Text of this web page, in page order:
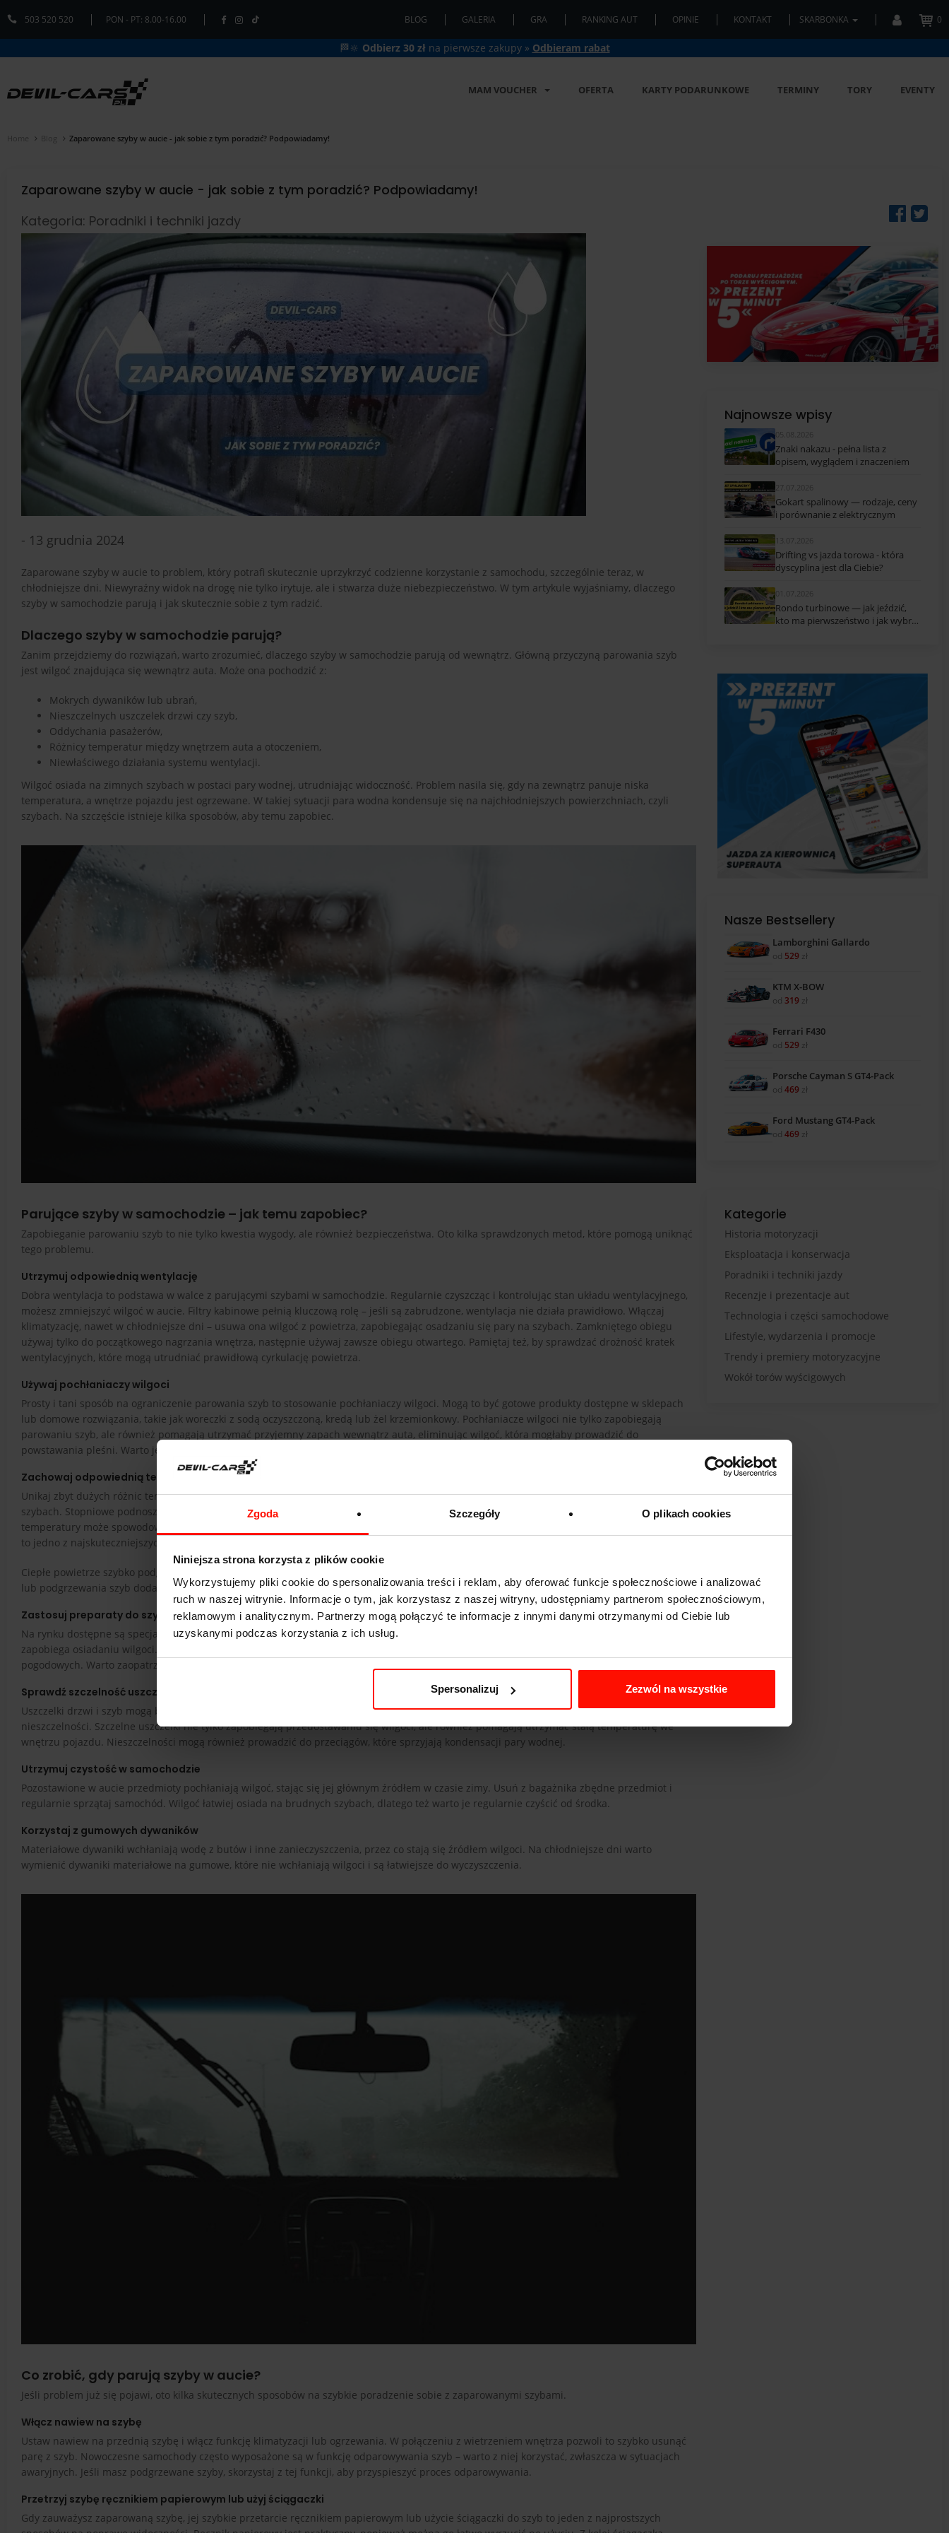
Zgoda Szczegóły O plikach cookies
Niniejsza strona korzysta z plików cookie
Wykorzystujemy pliki cookie do spersonalizowania treści i reklam, aby oferować funkcje społecznościowe i analizować
ruch w naszej witrynie. Informacje o tym, jak korzystasz z naszej witryny, udostępniamy partnerom społecznościowym,
reklamowym i analitycznym. Partnerzy mogą połączyć te informacje z innymi danymi otrzymanymi od Ciebie lub
uzyskanymi podczas korzystania z ich usług.
Spersonalizuj Zezwól na wszystkie
503 520 520 PON - PT: 8.00-16.00 BLOG GALERIA GRA RANKING AUT OPINIE KONTAKT SKARBONKA 0
🏁🔆 Odbierz 30 zł na pierwsze zakupy » Odbieram rabat
MAM VOUCHER OFERTA KARTY PODARUNKOWE TERMINY TORY EVENTY
Home Blog Zaparowane szyby w aucie - jak sobie z tym poradzić? Podpowiadamy!
Zaparowane szyby w aucie - jak sobie z tym poradzić? Podpowiadamy!
Kategoria: Poradniki i techniki jazdy
- 13 grudnia 2024
Zaparowane szyby w aucie to problem, który potrafi skutecznie uprzykrzyć codzienne korzystanie z samochodu, szczególnie teraz, w
chłodniejsze dni. Niewyraźny widok na drogę nie tylko irytuje, ale i stwarza duże niebezpieczeństwo. W tym artykule wyjaśniamy, dlaczego
szyby w samochodzie parują i jak skutecznie sobie z tym radzić.
Dlaczego szyby w samochodzie parują?
Zanim przejdziemy do rozwiązań, warto zrozumieć, dlaczego szyby w samochodzie parują od wewnątrz. Główną przyczyną parowania szyb
jest wilgoć znajdująca się wewnątrz auta. Może ona pochodzić z:
Mokrych dywaników lub ubrań,
Nieszczelnych uszczelek drzwi czy szyb,
Oddychania pasażerów,
Różnicy temperatur między wnętrzem auta a otoczeniem,
Niewłaściwego działania systemu wentylacji.
Wilgoć osiada na zimnych szybach w postaci pary wodnej, utrudniając widoczność. Problem nasila się, gdy na zewnątrz panuje niska
temperatura, a wnętrze pojazdu jest ogrzewane. W takiej sytuacji para wodna kondensuje się na najchłodniejszych powierzchniach, czyli
szybach. Na szczęście istnieje kilka sposobów, aby temu zapobiec.
Parujące szyby w samochodzie – jak temu zapobiec?
Zapobieganie parowaniu szyb to nie tylko kwestia wygody, ale również bezpieczeństwa. Oto kilka sprawdzonych metod, które pomogą uniknąć
tego problemu.
Utrzymuj odpowiednią wentylację
Dobra wentylacja to podstawa w walce z parującymi szybami w samochodzie. Regularnie czyszcząc i kontrolując stan układu wentylacyjnego,
możesz zmniejszyć wilgoć w aucie. Filtry kabinowe pełnią kluczową rolę – jeśli są zabrudzone, wentylacja nie działa prawidłowo. Włączaj
klimatyzację, nawet w chłodniejsze dni – usuwa ona wilgoć z powietrza, zapobiegając osadzaniu się pary na szybach. Zamkniętego obiegu
używaj tylko do początkowego nagrzania wnętrza, następnie używaj zawsze obiegu otwartego. Pamiętaj też, by sprawdzać drożność kratek
wentylacyjnych, które mogą utrudniać prawidłową cyrkulację powietrza.
Używaj pochłaniaczy wilgoci
Prosty i tani sposób na ograniczenie parowania szyb to stosowanie pochłaniaczy wilgoci. Mogą to być gotowe produkty dostępne w sklepach
lub domowe rozwiązania, takie jak woreczki z sodą oczyszczoną, kredą lub żel krzemionkowy. Pochłaniacze wilgoci nie tylko zapobiegają
parowaniu szyb, ale również pomagają utrzymać przyjemny zapach wewnątrz auta, eliminując wilgoć, która mogłaby prowadzić do
powstawania pleśni. Warto jednak pamiętać, że bez sprawnej wentylacji pochłaniacze wilgoci na niewiele się zdadzą.
Zachowaj odpowiednią temperaturę w aucie
Unikaj zbyt dużych różnic temperatur między wnętrzem pojazdu a otoczeniem, ponieważ takie zmiany mogą sprzyjać kondensacji wilgoci na
szybach. Stopniowe podnoszenie temperatury w aucie pozwala ograniczyć ten problem, szczególnie w chłodne dni. Nagłe podnoszenie
temperatury może spowodować nasilenie parowania, ale jeśli szyba jest już zaparowana, skierowanie gorącego nawiewu na jej powierzchnię
to jedno z najskuteczniejszych rozwiązań.
Ciepłe powietrze szybko podgrzewa szybę i powoduje odparowanie wilgoci. Ustawienie nawiewu na szybę w połączeniu z funkcją klimatyzacji
lub podgrzewania szyb dodatkowo przyspiesza osuszanie i zapobiega smugom.
Zastosuj preparaty do szyb
Na rynku dostępne są specjalistyczne preparaty zapobiegające parowaniu szyb. Pokrywają one powierzchnię szyby warstwą ochronną, która
zapobiega osiadaniu wilgoci. Preparaty te są łatwe w użyciu i mogą znacząco poprawić komfort użytkowania auta w trudnych warunkach
pogodowych. Warto zaopatrzyć się w tego typu produkt przed okresem jesienno-zimowym.
Sprawdź szczelność uszczelek
Uszczelki drzwi i szyb mogą być głównym źródłem wilgoci w aucie. Regularnie sprawdzaj ich stan i wymieniaj, jeśli zauważysz pęknięcia lub
nieszczelności. Szczelne uszczelki nie tylko zapobiegają przedostawaniu się wilgoci, ale również pomagają utrzymać stałą temperaturę we
wnętrzu pojazdu. Nieszczelności mogą również prowadzić do przeciągów, które sprzyjają kondensacji pary wodnej.
Utrzymuj czystość w samochodzie
Pozostawione w aucie przedmioty pochłaniają wilgoć, stając się jej głównym źródłem w czasie zimy. Usuń z bagażnika zbędne przedmiot i
regularnie sprzątaj samochód. Wilgoć łatwiej osiada na brudnych szybach, dlatego też warto je regularnie czyścić od środka.
Korzystaj z gumowych dywaników
Materiałowe dywaniki wchłaniają wodę z butów i inne zanieczyszczenia, przez co stają się źródłem wilgoci. Na chłodniejsze dni warto
wymienić dywaniki materiałowe na gumowe, które nie wchłaniają wilgoci i są łatwiejsze do wyczyszczenia.
Co zrobić, gdy parują szyby w aucie?
Jeśli problem już się pojawi, oto kilka skutecznych sposobów na szybkie poradzenie sobie z zaparowanymi szybami.
Włącz nawiew na szybę
Ustaw nawiew na przednią szybę i włącz funkcję klimatyzacji lub ogrzewania. W połączeniu z wietrzeniem wnętrza pozwoli to szybko usunąć
parę z szyb. Nowoczesne samochody często wyposażone są w funkcję odparowywania szyb – warto z niej korzystać, zwłaszcza w sytuacjach
awaryjnych. Jeśli masz podgrzewane szyby, skorzystaj z tej funkcji, aby przyspieszyć proces odparowywania.
Przetrzyj szybę ręcznikiem papierowym lub użyj ściągaczki
Gdy zauważysz zaparowaną szybę, jej szybkie przetarcie ręcznikiem papierowym lub użycie ściągaczki do szyb to jeden z najprostszych
Najnowsze wpisy
05.08.2026
Znaki nakazu - pełna lista z
opisem, wyglądem i znaczeniem
27.07.2026
Gokart spalinowy — rodzaje, ceny
i porównanie z elektrycznym
13.07.2026
Drifting vs jazda torowa - która
dyscyplina jest dla Ciebie?
01.07.2026
Rondo turbinowe — jak jeździć,
kto ma pierwszeństwo i jak wybrać
Nasze Bestsellery
Lamborghini Gallardo
od 529 zł
KTM X-BOW
od 319 zł
Ferrari F430
od 529 zł
Porsche Cayman S GT4-Pack
od 469 zł
Ford Mustang GT4-Pack
od 469 zł
Kategorie
Historia motoryzacji
Eksploatacja i konserwacja
Poradniki i techniki jazdy
Recenzje i prezentacje aut
Technologia i części samochodowe
Lifestyle, wydarzenia i promocje
Trendy i premiery motoryzacyjne
Wokół torów wyścigowych